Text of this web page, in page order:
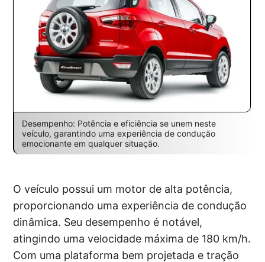
Desempenho: Potência e eficiência se unem neste
veículo, garantindo uma experiência de condução
emocionante em qualquer situação.
O veículo possui um motor de alta potência,
proporcionando uma experiência de condução
dinâmica. Seu desempenho é notável,
atingindo uma velocidade máxima de 180 km/h.
Com uma plataforma bem projetada e tração